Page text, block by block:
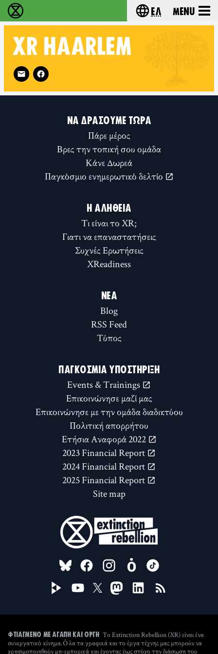
Extinction Rebellion - Home Choose your
Ελ Menu
XR HAARLEM
Follow XR Haarlem on
ΝΑ ΔΡΆΣΟΥΜΕ ΤΏΡΑ
Πάρε μέρος
Βρες την τοπική σου ομάδα
Κάνε Δωρεά
Παγκόσμιο ενημερωτικό δελτίο
Η ΑΛΉΘΕΙΑ
Τι είναι το XR;
Γιατι να επαναστατήσεις
Συχνές Ερωτήσεις
XReadiness
ΝΈΑ
Blog
RSS Feed
Τύπος
ΠΑΓΚΌΣΜΙΑ ΥΠΟΣΤΉΡΙΞΗ
Events & Trainings
Επικοινώνησε μαζί μας
Επικοινώνησε με την ομάδα διαδικτύου
Πολιτική απορρήτου
Ετήσια Αναφορά 2022
2023 Financial Report
2024 Financial Report
2025 Financial Report
Site map
FOLLOW US ON
ΦΤΙΑΓΜΈΝΟ ΜΕ ΑΓΆΠΗ ΚΑΙ ΟΡΓΉ
Το Extinction Rebellion (XR) είναι ένα
συνεργατικό κίνημα. Όλα τα γραφικά και το έργα τέχνης μας μπορούν να
χρησιμοποιηθούν μη-εμπορικά και έχοντας έως στόχο την διάσωση του